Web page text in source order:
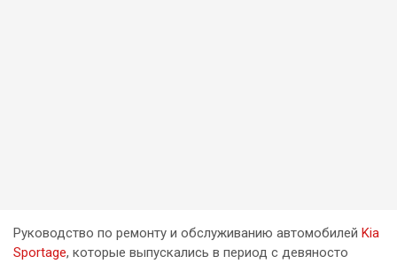
Руководство по ремонту и обслуживанию автомобилей Kia
Sportage, которые выпускались в период с девяносто